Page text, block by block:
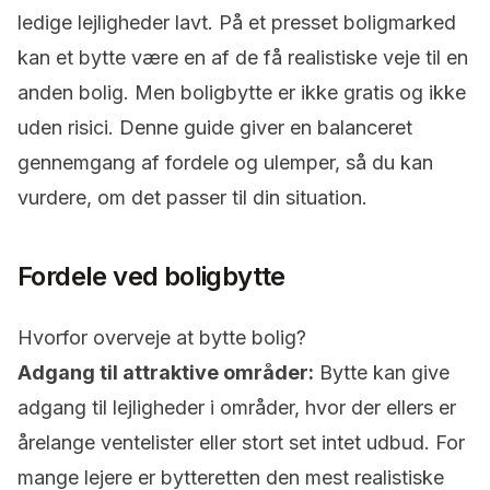
ledige lejligheder lavt. På et presset boligmarked
kan et bytte være en af de få realistiske veje til en
anden bolig. Men boligbytte er ikke gratis og ikke
uden risici. Denne guide giver en balanceret
gennemgang af fordele og ulemper, så du kan
vurdere, om det passer til din situation.
Fordele ved boligbytte
Hvorfor overveje at bytte bolig?
Adgang til attraktive områder: Bytte kan give
adgang til lejligheder i områder, hvor der ellers er
årelange ventelister eller stort set intet udbud. For
mange lejere er bytteretten den mest realistiske